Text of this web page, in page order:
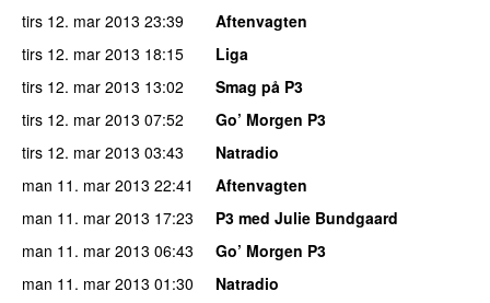
tirs 12. mar 2013 23:39
Aftenvagten
tirs 12. mar 2013 18:15
Liga
tirs 12. mar 2013 13:02
Smag på P3
tirs 12. mar 2013 07:52
Go’ Morgen P3
tirs 12. mar 2013 03:43
Natradio
man 11. mar 2013 22:41
Aftenvagten
man 11. mar 2013 17:23
P3 med Julie Bundgaard
man 11. mar 2013 06:43
Go’ Morgen P3
man 11. mar 2013 01:30
Natradio